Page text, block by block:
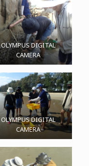
OLYMPUS DIGITAL
CAMERA
OLYMPUS DIGITAL
CAMERA